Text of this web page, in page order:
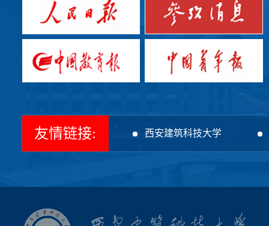
友情链接: 西安建筑科技大学